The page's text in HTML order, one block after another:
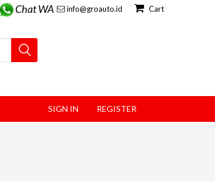
Chat WA info@groauto.id Cart
SIGN IN REGISTER